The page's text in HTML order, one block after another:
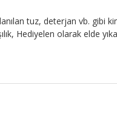
tuz, deterjan vb. gibi
Hediyelen olarak elde